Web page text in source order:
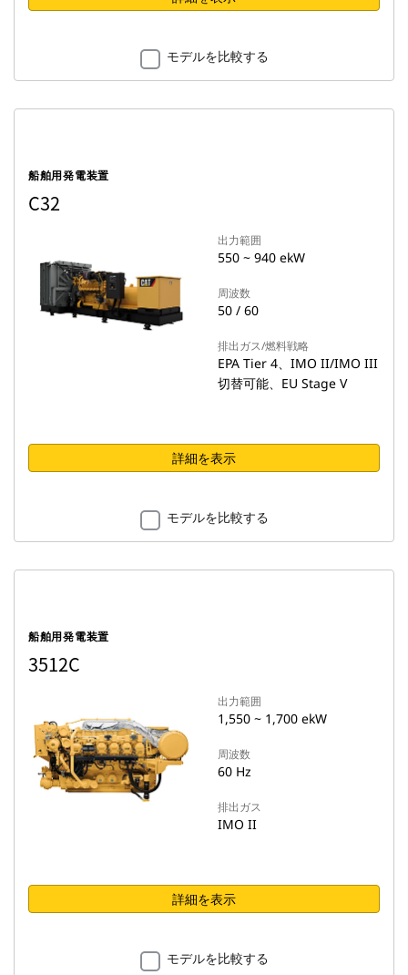
モデルを比較する
船舶用発電装置
C32
出力範囲
550 ~ 940 ekW
周波数
50 / 60
排出ガス/燃料戦略
EPA Tier 4、IMO II/IMO III
切替可能、EU Stage V
詳細を表示
モデルを比較する
船舶用発電装置
3512C
出力範囲
1,550 ~ 1,700 ekW
周波数
60 Hz
排出ガス
IMO II
詳細を表示
モデルを比較する